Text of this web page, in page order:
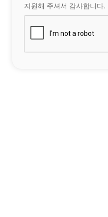
지원해 주셔서 감사합니다.